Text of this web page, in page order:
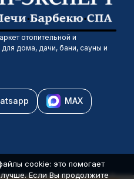
отопительной и
для дома, дачи, бани, сауны и
MAX
cookie: это помогает
лучше. Если Вы продолжите